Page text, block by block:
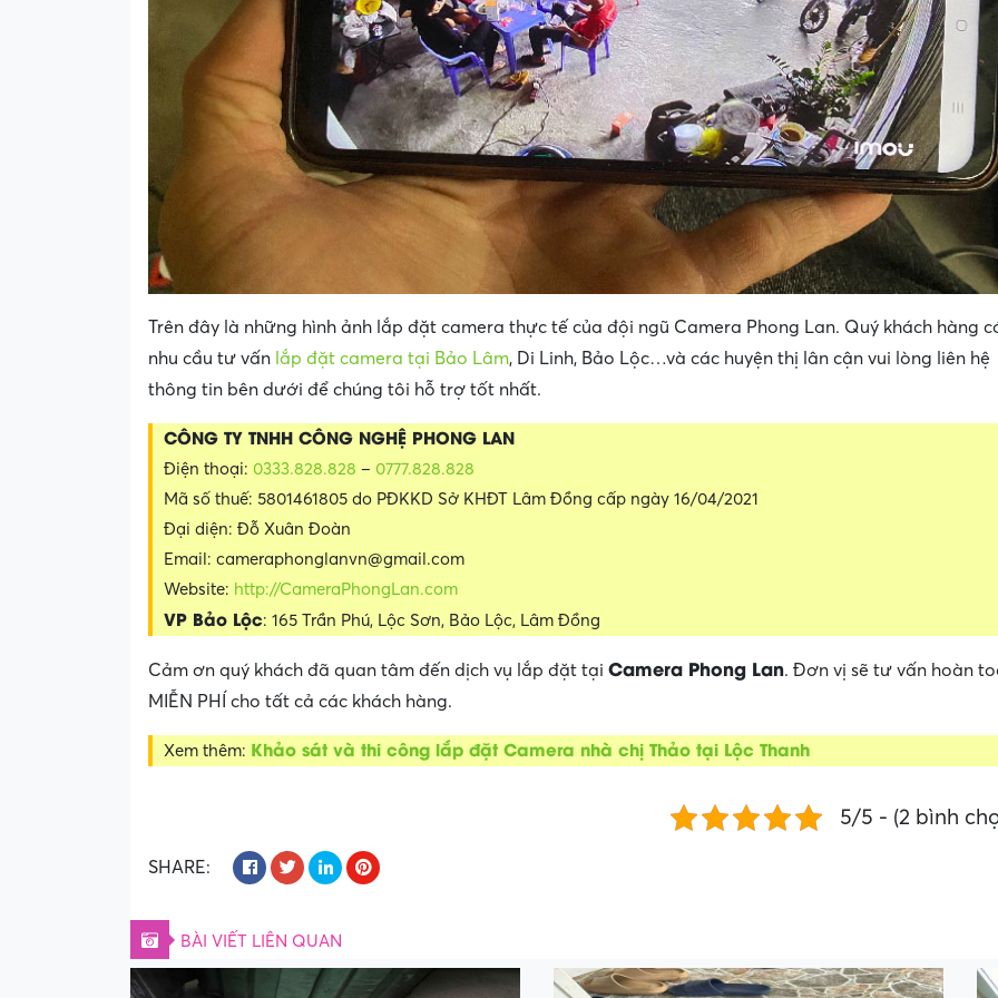
Trên đây là những hình ảnh lắp đặt camera thực tế của đội ngũ Camera Phong Lan. Quý khách hàng
nhu cầu tư vấn lắp đặt camera tại Bảo Lâm, Di Linh, Bảo Lộc…và các huyện thị lân cận vui lòng liên hệ
thông tin bên dưới để chúng tôi hỗ trợ tốt nhất.
CÔNG TY TNHH CÔNG NGHỆ PHONG LAN
Điện thoại: 0333.828.828 – 0777.828.828
Mã số thuế: 5801461805 do PĐKKD Sở KHĐT Lâm Đồng cấp ngày 16/04/2021
Đại diện: Đỗ Xuân Đoàn
Email: cameraphonglanvn@gmail.com
Website: http://CameraPhongLan.com
VP Bảo Lộc: 165 Trần Phú, Lộc Sơn, Bảo Lộc, Lâm Đồng
Cảm ơn quý khách đã quan tâm đến dịch vụ lắp đặt tại Camera Phong Lan. Đơn vị sẽ tư vấn hoàn
MIỄN PHÍ cho tất cả các khách hàng.
Xem thêm: Khảo sát và thi công lắp đặt Camera nhà chị Thảo tại Lộc Thanh
5/5 - (2 bình
SHARE:
BÀI VIẾT LIÊN QUAN